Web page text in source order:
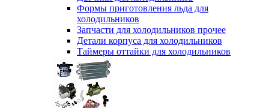
Формы приготовления льда для
холодильников
Запчасти для холодильников прочее
Детали корпуса для холодильников
Таймеры оттайки для холодильников